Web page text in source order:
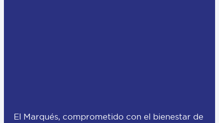
El Marqués, comprometido con el bienestar de